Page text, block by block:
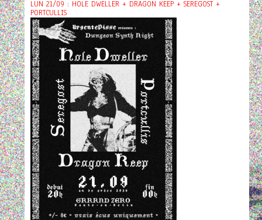
LUN 21/09 : HOLE DWELLER + DRAGON KEEP + SEREGOST +
PORTCULLIS